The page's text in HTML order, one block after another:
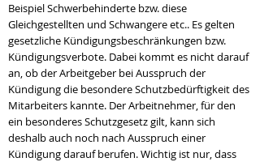
Beispiel Schwerbehinderte bzw. diese
Gleichgestellten und Schwangere etc.. Es gelten
gesetzliche Kündigungsbeschränkungen bzw.
Kündigungsverbote. Dabei kommt es nicht darauf
an, ob der Arbeitgeber bei Ausspruch der
Kündigung die besondere Schutzbedürftigkeit des
Mitarbeiters kannte. Der Arbeitnehmer, für den
ein besonderes Schutzgesetz gilt, kann sich
deshalb auch noch nach Ausspruch einer
Kündigung darauf berufen. Wichtig ist nur, dass